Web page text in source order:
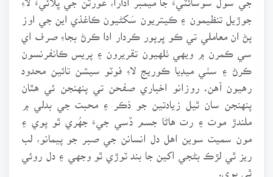
جوڙيل تنظيمون ۽ ڪيتريون سَکڻيون ڪاغذي اين جي اوز
پڻ ان معاملي تي ڪو ڀرپور ڪردار ادا ڪرڻ بجاءِ صرف اي
سي ڪمرن ۾ ويهي ٺلهيون تقريرون ۽ پريس ڪانفرنسون
ڪرڻ ۽ سٺي ميڊيا ڪوريج لاءِ فوٽو سيشن تائين محدود
رهيون آهن. روزانو اخباري صفحن تي پنهنجن ئي هٿان
پنهنجن سان ٿيل زيادتين جو ذڪر ۽ محبت جي بدلي ۾
ملندڙ موت ۽ رت هاڻا جسم ڏسي جيءَ جهُري ٿو پوي ۽
مون سميت سوين اهل دل انسانن جي صبر جو پيمانو، لب
ريز ٿي لڙڪ بڻجي اکين جا بند ٽوڙي ٿو وجهي ۽ دل روئي
ٿي پوي.